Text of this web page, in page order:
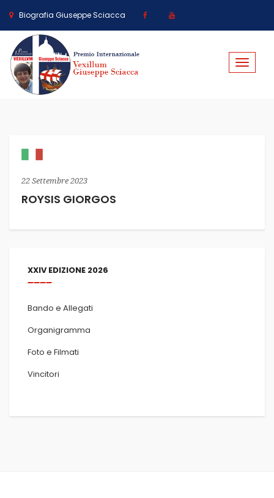
Biografia Giuseppe Sciacca
Toggle
22 Settembre 2023
ROYSIS GIORGOS
XXIV EDIZIONE 2026
Bando e Allegati
Organigramma
Foto e Filmati
Vincitori